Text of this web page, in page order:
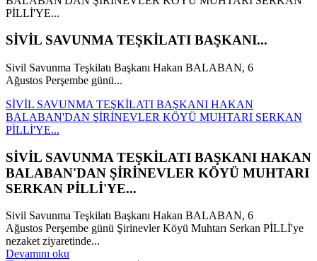
SİVİL SAVUNMA TEŞKİLATI BAŞKANI...
Sivil Savunma Teşkilatı Başkanı Hakan BALABAN, 6
Ağustos Perşembe günü...
SİVİL SAVUNMA TEŞKİLATI BAŞKANI HAKAN
BALABAN'DAN ŞİRİNEVLER KÖYÜ MUHTARI SERKAN
PİLLİ'YE...
SİVİL SAVUNMA TEŞKİLATI BAŞKANI HAKAN
BALABAN'DAN ŞİRİNEVLER KÖYÜ MUHTARI
SERKAN PİLLİ'YE...
Sivil Savunma Teşkilatı Başkanı Hakan BALABAN, 6
Ağustos Perşembe günü Şirinevler Köyü Muhtarı Serkan PİLLİ'ye
nezaket ziyaretinde...
Devamını oku